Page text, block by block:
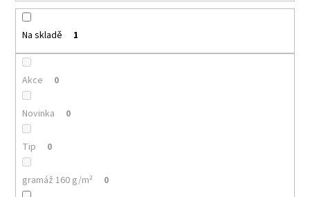
Na skladě 1
Akce 0
Novinka 0
Tip 0
gramáž 160 g/m² 0
í